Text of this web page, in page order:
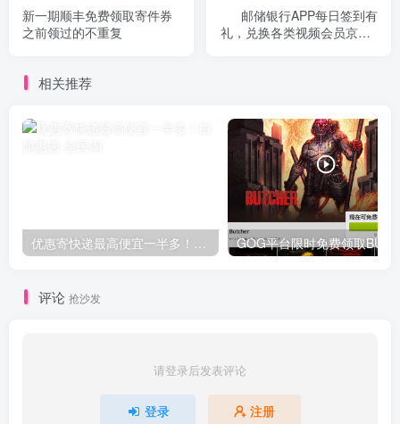
新一期顺丰免费领取寄件券
之前领过的不重复
邮储银行APP每日签到有
礼，兑换各类视频会员京东e
相关推荐
优惠寄快递最高便宜一半多！白鸽惠递
评论 抢沙发
请登录后发表评论
登录 注册